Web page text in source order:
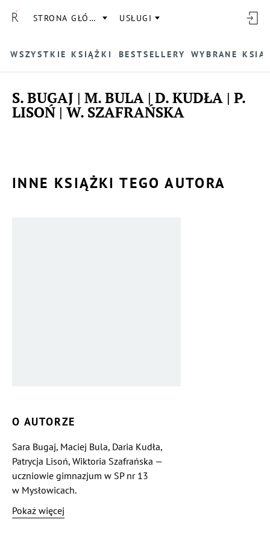
STRONA GŁÓWNA USŁUGI
WSZYSTKIE KSIĄŻKI BESTSELLERY WYBRANE
S. BUGAJ | M. BULA | D. KUDŁA | P.
LISOŃ | W. SZAFRAŃSKA
INNE KSIĄŻKI TEGO AUTORA
O AUTORZE
Sara Bugaj, Maciej Bula, Daria Kudła,
Patrycja Lisoń, Wiktoria Szafrańska —
uczniowie gimnazjum w SP nr 13
w Mysłowicach.
Pokaż więcej